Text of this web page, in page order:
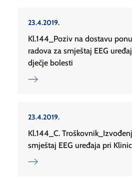
23.4.2019.
Kl.144_Poziv na dostavu
radova za smještaj EEG
dječje bolesti
23.4.2019.
Kl.144_C.
smještaj EEG uređaja pri